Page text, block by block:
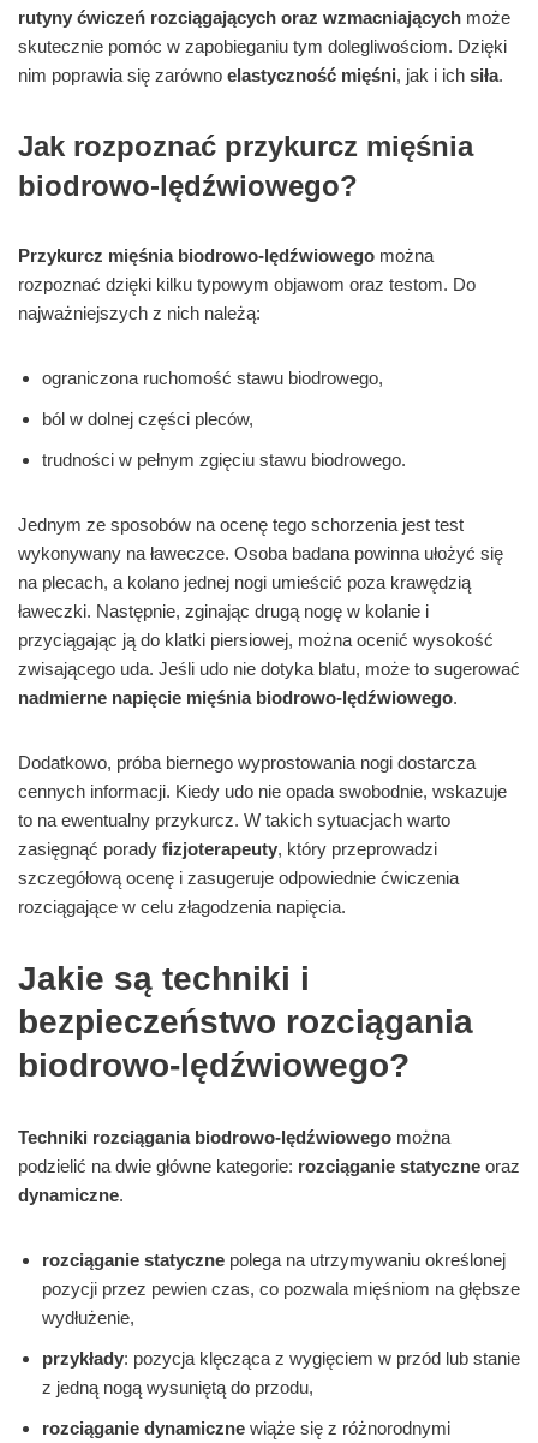
rutyny ćwiczeń rozciągających oraz wzmacniających może
skutecznie pomóc w zapobieganiu tym dolegliwościom. Dzięki
nim poprawia się zarówno elastyczność mięśni, jak i ich siła.
Jak rozpoznać przykurcz mięśnia
biodrowo-lędźwiowego?
Przykurcz mięśnia biodrowo-lędźwiowego można
rozpoznać dzięki kilku typowym objawom oraz testom. Do
najważniejszych z nich należą:
ograniczona ruchomość stawu biodrowego,
ból w dolnej części pleców,
trudności w pełnym zgięciu stawu biodrowego.
Jednym ze sposobów na ocenę tego schorzenia jest test
wykonywany na ławeczce. Osoba badana powinna ułożyć się
na plecach, a kolano jednej nogi umieścić poza krawędzią
ławeczki. Następnie, zginając drugą nogę w kolanie i
przyciągając ją do klatki piersiowej, można ocenić wysokość
zwisającego uda. Jeśli udo nie dotyka blatu, może to sugerować
nadmierne napięcie mięśnia biodrowo-lędźwiowego.
Dodatkowo, próba biernego wyprostowania nogi dostarcza
cennych informacji. Kiedy udo nie opada swobodnie, wskazuje
to na ewentualny przykurcz. W takich sytuacjach warto
zasięgnąć porady fizjoterapeuty, który przeprowadzi
szczegółową ocenę i zasugeruje odpowiednie ćwiczenia
rozciągające w celu złagodzenia napięcia.
Jakie są techniki i
bezpieczeństwo rozciągania
biodrowo-lędźwiowego?
Techniki rozciągania biodrowo-lędźwiowego można
podzielić na dwie główne kategorie: rozciąganie statyczne oraz
dynamiczne.
rozciąganie statyczne polega na utrzymywaniu określonej
pozycji przez pewien czas, co pozwala mięśniom na głębsze
wydłużenie,
przykłady: pozycja klęcząca z wygięciem w przód lub stanie
z jedną nogą wysuniętą do przodu,
rozciąganie dynamiczne wiąże się z różnorodnymi